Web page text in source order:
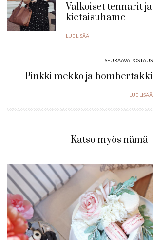
Valkoiset tennarit ja
kietaisuhame
LUE LISÄÄ
SEURAAVA POSTAUS
Pinkki mekko ja bombertakki
LUE LISÄÄ
Katso myös nämä